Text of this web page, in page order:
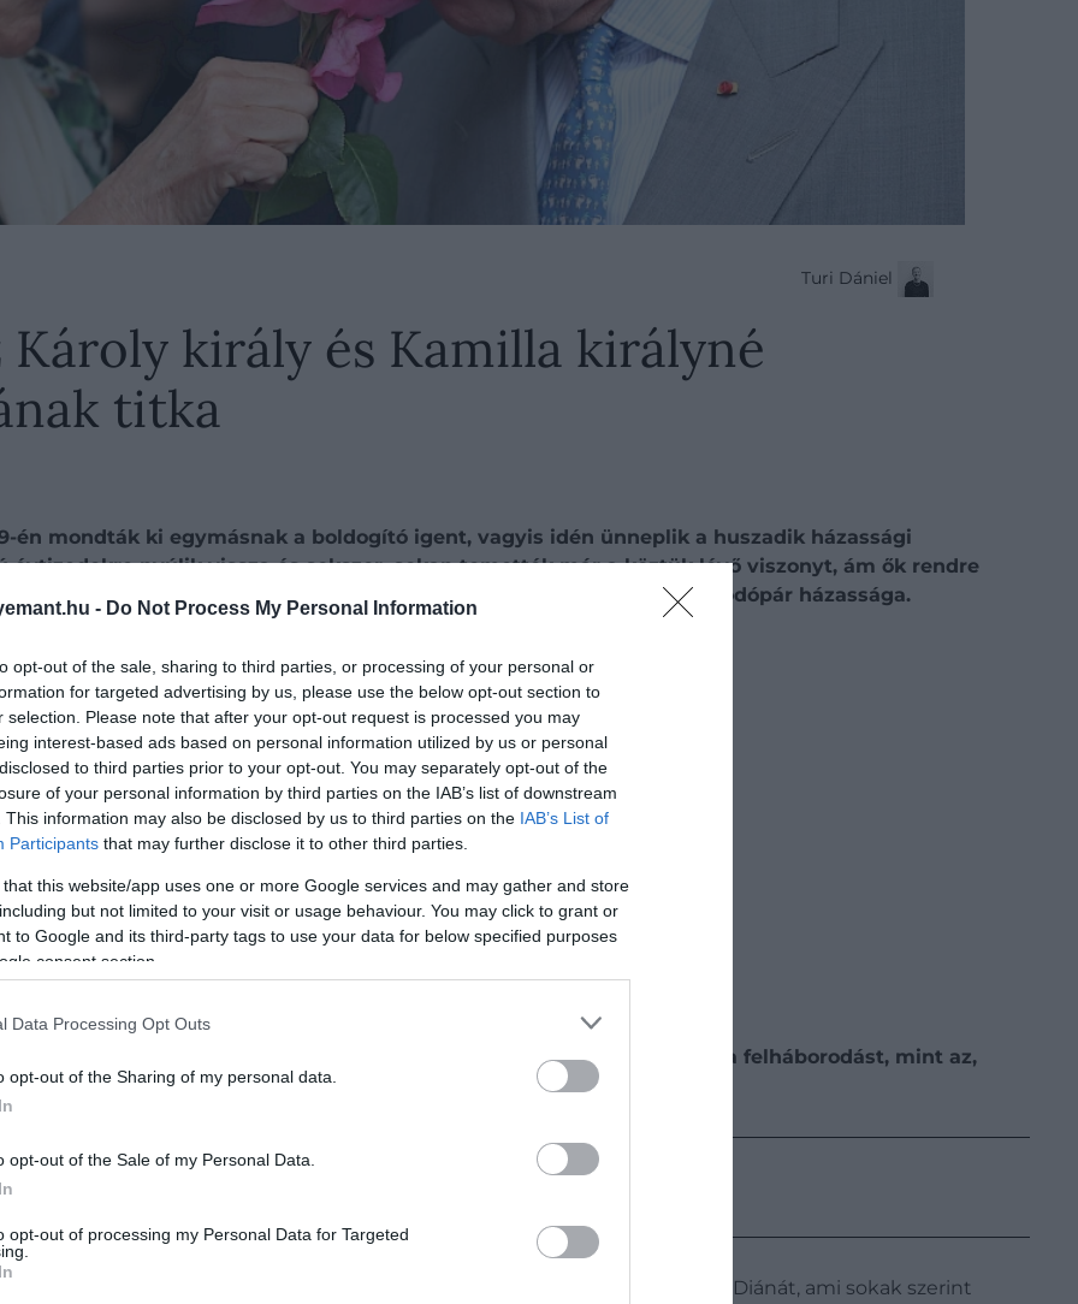
- Do Not Process My Personal Information
opt-out of the sale, sharing to third parties, or processing of your personal or
for targeted advertising by us, please use the below opt-out section to
selection. Please note that after your opt-out request is processed you may
interest-based ads based on personal information utilized by us or personal
to third parties prior to your opt-out. You may separately opt-out of the
of your personal information by third parties on the IAB’s list of downstream
This information may also be disclosed by us to third parties on the IAB’s List of
Participants that may further disclose it to other third parties.
that this website/app uses one or more Google services and may gather and store
but not limited to your visit or usage behaviour. You may click to grant or
to Google and its third-party tags to use your data for below specified purposes
consent section.
Data Processing Opt Outs
opt-out of the Sharing of my personal data.
opt-out of the Sale of my Personal Data.
opt-out of processing my Personal Data for Targeted
Turi Dániel
Károly király és Kamilla királyné
titka
én mondták ki egymásnak a boldogító igent, vagyis idén ünneplik a huszadik házassági
évtizedekre nyúlik vissza és sokszor, sokan temették már a köztük lévő viszonyt, ám ők rendre
hogy egy különös szokás az, ami miatt a mai napig tökéletes az uralkodópár házassága.
talán semmi nem okozott akkora felháborodást, mint az,
vette Kamillát.
változtatáson töri a fejét Katalin és Vilmos
ő volt az, akivel a mostani uralkodó folyamatosan csalta a feleségét, Diánát, ami sokak szerint